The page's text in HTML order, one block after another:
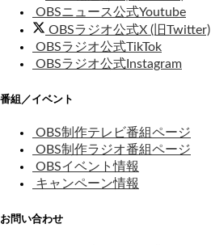
OBSニュース公式Youtube
OBSラジオ公式X (旧Twitter)
OBSラジオ公式TikTok
OBSラジオ公式Instagram
番組／イベント
OBS制作テレビ番組ページ
OBS制作ラジオ番組ページ
OBSイベント情報
キャンペーン情報
お問い合わせ